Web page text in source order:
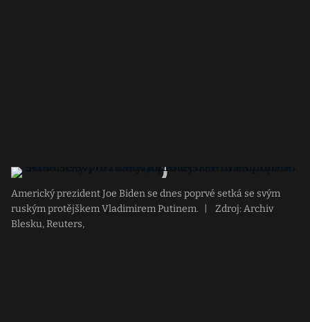
Americký prezident Joe Biden se dnes poprvé setká se svým
ruským protějškem Vladimirem Putinem.
Zdroj: Archiv
Blesku, Reuters,